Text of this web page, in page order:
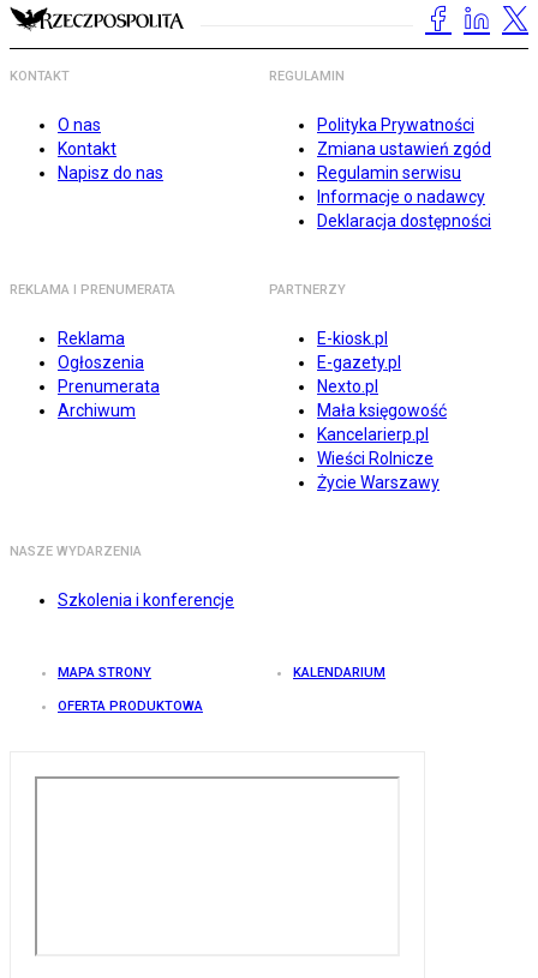
KONTAKT
O nas
Kontakt
Napisz do nas
REGULAMIN
Polityka Prywatności
Zmiana ustawień zgód
Regulamin serwisu
Informacje o nadawcy
Deklaracja dostępności
REKLAMA I PRENUMERATA
Reklama
Ogłoszenia
Prenumerata
Archiwum
PARTNERZY
E-kiosk.pl
E-gazety.pl
Nexto.pl
Mała księgowość
Kancelarierp.pl
Wieści Rolnicze
Życie Warszawy
NASZE WYDARZENIA
Szkolenia i konferencje
MAPA STRONY KALENDARIUM
OFERTA PRODUKTOWA